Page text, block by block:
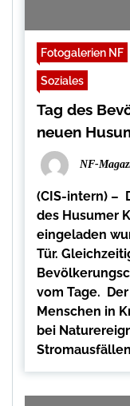
Fotogalerien NF
Soziales
Tag des
neuen
NF-
(CIS-intern) –
des Husumer
eingeladen
Tür.
vom Tage.
Menschen in
bei